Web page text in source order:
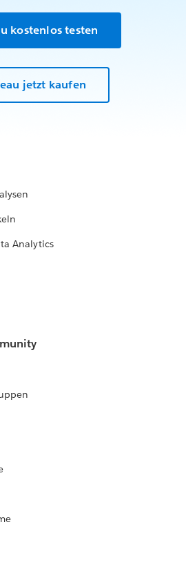
kostenlos testen
jetzt kaufen
Analytics